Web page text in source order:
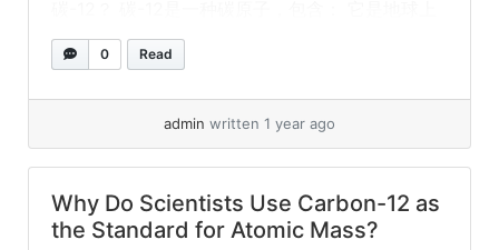
碳-12為基準，科學家可以輕鬆比較不同同位素的
質量。 例如： 4. 電子非常輕，質量主要來自質子
和中子！ 你知道嗎？ 這就是為什麼碳-12的質量大
致基於它的6個質子+6個中子=12u，即使它還有6
個微小的電子。 這在實際生活中有什麼用？ 使用
碳-12作為基準可以： 總結 碳-12就像是原子世界
的”尺子”——它為科學家提供了一種簡單可靠的方
法來測量和比較所有原子的質量。沒有這個標準，
最常见的碳原子，约占所有碳原子的98.9%。 为什
么选择碳-12作为标准？ 1961年之前，科学家用氧
对氧使用了不同的尺度。为了解决这个问题，国际
碳-12。原因如下： 1. 让计算更简单 科学家定义1
个原子质量单位（amu或”u”）为碳-12原子质量的
1/12。 如果没有这个标准，原子质量就会是一堆复
0 Read
admin written 1 year ago
Why Do Scientists Use Carbon-12 as
the Standard for Atomic Mass?